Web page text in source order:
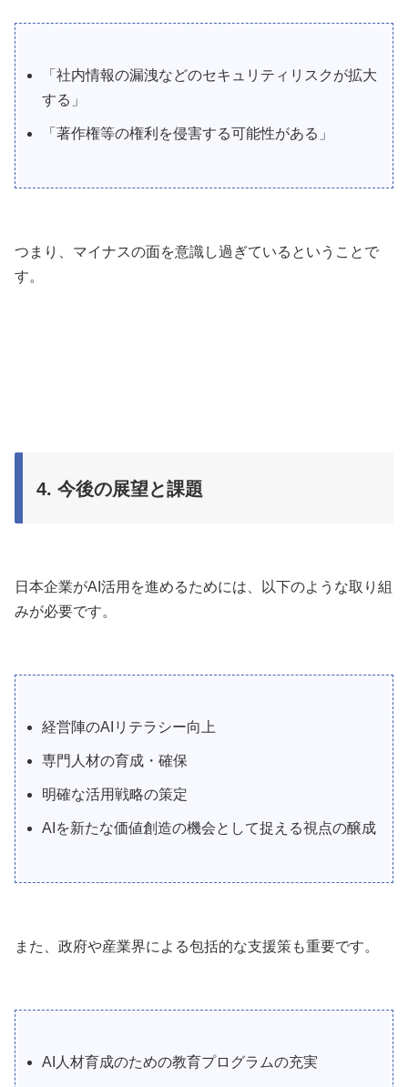
「社内情報の漏洩などのセキュリティリスクが拡大
する」
「著作権等の権利を侵害する可能性がある」
つまり、マイナスの面を意識し過ぎているということで
す。
4. 今後の展望と課題
日本企業がAI活用を進めるためには、以下のような取り組
みが必要です。
経営陣のAIリテラシー向上
専門人材の育成・確保
明確な活用戦略の策定
AIを新たな価値創造の機会として捉える視点の醸成
また、政府や産業界による包括的な支援策も重要です。
AI人材育成のための教育プログラムの充実